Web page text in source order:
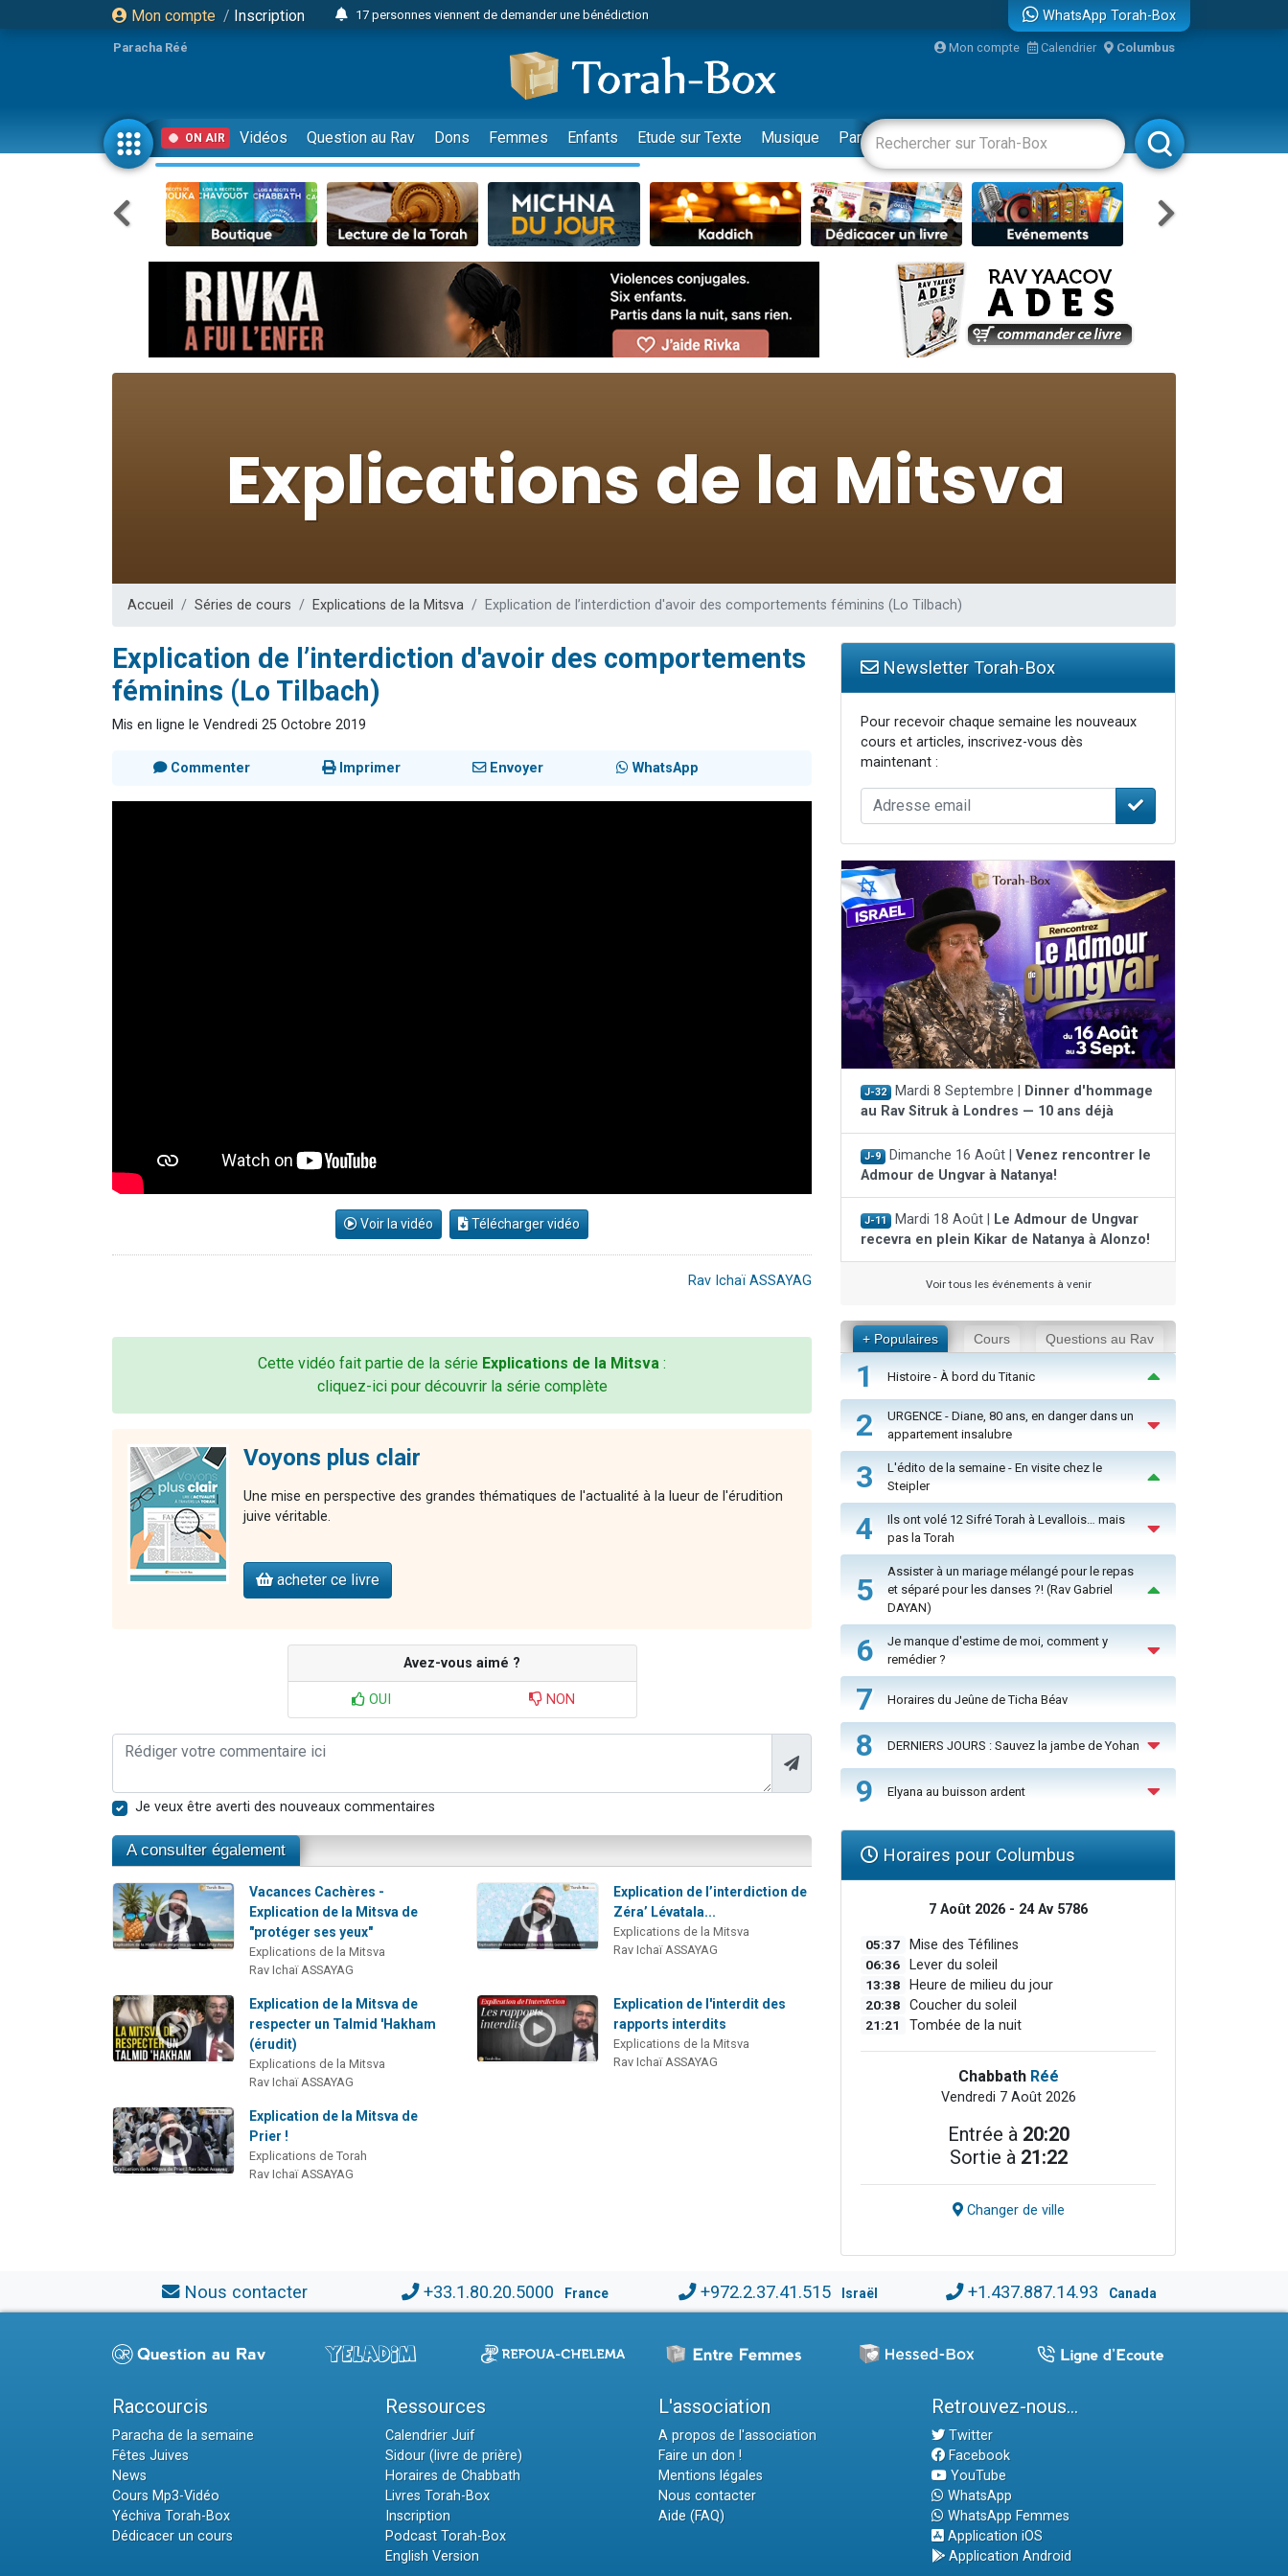
Mon compte / Inscription
17 personnes viennent de demander une bénédiction
23 personnes viennent de faire un don pour Diane, 80 ans, dans un appartement insalubre
Eva vient de donner son Maasser
4 personnes viennent de nous rejoindre sur WhatsApp
3 personnes viennent de nous rejoindre sur WhatsApp
Odaya vient de donner son Maasser
3 personnes viennent de faire un don pour 5 jours de vacances aux Orphelins
2 personnes viennent de nous rejoindre sur WhatsApp
13 personnes viennent de demander une bénédiction
Il reste 49 places pour étudier en groupe sur Zoom
30 personnes viennent de faire un don pour Sauvez la jambe de Yohan
12 nouvelles musiques dans Torah-Box Music
2 nouvelles musiques dans Torah-Box Music
8 personnes viennent de faire un don pour Tsédaka : pauvres d'Israel
WhatsApp Torah-Box
Paracha Réé Mon compte Calendrier Columbus
ON AIR Vidéos Question au Rav Dons Femmes Enfants Etude sur Texte Musique Paracha Divertissements Livres Rabbanim
Accueil Séries de cours Explications de la Mitsva Explication de l’interdiction d'avoir des comportements féminins (Lo Tilbach)
Explication de l’interdiction d'avoir des comportements
féminins (Lo Tilbach)
Mis en ligne le Vendredi 25 Octobre 2019
Commenter Imprimer Envoyer WhatsApp
Voir la vidéo Télécharger vidéo
Rav Ichaï ASSAYAG
Cette vidéo fait partie de la série Explications de la Mitsva :
cliquez-ici pour découvrir la série complète
Voyons plus clair
Une mise en perspective des grandes thématiques de l'actualité à la lueur de l'érudition
juive véritable.
acheter ce livre
Avez-vous aimé ?
OUI NON
Je veux être averti des nouveaux commentaires
A consulter également
Vacances Cachères -
Explication de la Mitsva de
"protéger ses yeux"
Explications de la Mitsva
Rav Ichaï ASSAYAG
Explication de l’interdiction de
Zéra’ Lévatala...
Explications de la Mitsva
Rav Ichaï ASSAYAG
Explication de la Mitsva de
respecter un Talmid 'Hakham
(érudit)
Explications de la Mitsva
Rav Ichaï ASSAYAG
Explication de l'interdit des
rapports interdits
Explications de la Mitsva
Rav Ichaï ASSAYAG
Explication de la Mitsva de
Prier !
Explications de Torah
Rav Ichaï ASSAYAG
Newsletter Torah-Box
Pour recevoir chaque semaine les nouveaux
cours et articles, inscrivez-vous dès
maintenant :
J-32 Mardi 8 Septembre |
Dinner d'hommage
au Rav Sitruk à Londres — 10 ans déjà
J-9 Dimanche 16 Août | Venez rencontrer le
Admour de Ungvar à Natanya!
J-11 Mardi 18 Août |
Le Admour de Ungvar
recevra en plein Kikar de Natanya à Alonzo!
Voir tous les événements à venir
+ Populaires Cours Questions au Rav
1 Histoire - À bord du Titanic
2
URGENCE - Diane, 80 ans, en danger dans un
appartement insalubre
3
L'édito de la semaine - En visite chez le
Steipler
4
Ils ont volé 12 Sifré Torah à Levallois… mais
pas la Torah
5
Assister à un mariage mélangé pour le repas
et séparé pour les danses ?! (Rav Gabriel
DAYAN)
6
Je manque d'estime de moi, comment y
remédier ?
7 Horaires du Jeûne de Ticha Béav
8 DERNIERS JOURS : Sauvez la jambe de Yohan
9 Elyana au buisson ardent
Horaires pour Columbus
7 Août 2026 - 24 Av 5786
05:37 Mise des Téfilines
06:36 Lever du soleil
13:38 Heure de milieu du jour
20:38 Coucher du soleil
21:21 Tombée de la nuit
Chabbath Réé
Vendredi 7 Août 2026
Entrée à 20:20
Sortie à 21:22
Changer de ville
Nous contacter +33.1.80.20.5000 France +972.2.37.41.515 Israël +1.437.887.14.93 Canada
Raccourcis
Paracha de la semaine
Fêtes Juives
News
Cours Mp3-Vidéo
Yéchiva Torah-Box
Dédicacer un cours
Ressources
Calendrier Juif
Sidour (livre de prière)
Horaires de Chabbath
Livres Torah-Box
Inscription
Podcast Torah-Box
English Version
L'association
A propos de l'association
Faire un don !
Mentions légales
Nous contacter
Aide (FAQ)
Retrouvez-nous...
Twitter
Facebook
YouTube
WhatsApp
WhatsApp Femmes
Application iOS
Application Android